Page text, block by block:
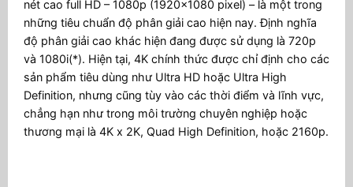
nét cao full HD – 1080p (1920×1080 pixel) – là một trong
những tiêu chuẩn độ phân giải cao hiện nay. Định nghĩa
độ phân giải cao khác hiện đang được sử dụng là 720p
và 1080i(*). Hiện tại, 4K chính thức được chỉ định cho các
sản phẩm tiêu dùng như Ultra HD hoặc Ultra High
Definition, nhưng cũng tùy vào các thời điểm và lĩnh vực,
chẳng hạn như trong môi trường chuyên nghiệp hoặc
thương mại là 4K x 2K, Quad High Definition, hoặc 2160p.